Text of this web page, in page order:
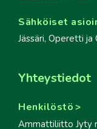
Sähköiset
Jässäri, Operetti ja
Yhteystiedot
Henkilöstö
Ammattiliitto Jyty